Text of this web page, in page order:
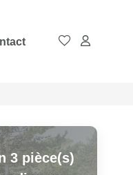
3 pièce(s)